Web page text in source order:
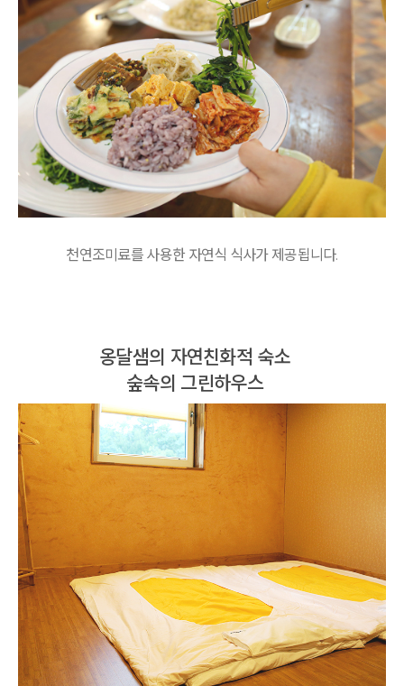
천연조미료를 사용한 자연식 식사가 제공됩니다.
옹달샘의 자연친화적 숙소
숲속의 그린하우스